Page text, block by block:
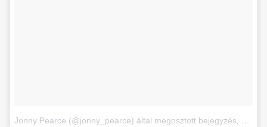
Jonny Pearce (@jonny_pearce) által megosztott bejegyzés, Márc